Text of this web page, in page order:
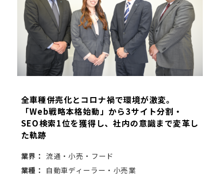
全車種併売化とコロナ禍で環境が激変。
「Web戦略本格始動」から3サイト分割・
SEO検索1位を獲得し、社内の意識まで変革し
た軌跡
業界： 流通・小売・フード
業種：
自動車ディーラー・小売業